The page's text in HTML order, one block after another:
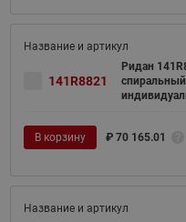
141R8821
Ридан
спиральный
В корзину ₽ 70 165.01